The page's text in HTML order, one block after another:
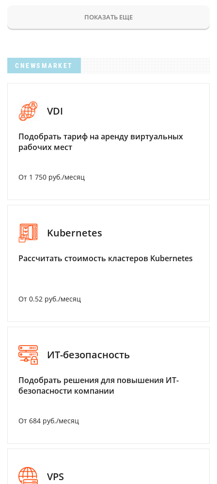
ПОКАЗАТЬ ЕЩЕ
CNEWSMARKET
VDI
Подобрать тариф на аренду виртуальных
рабочих мест
От 1 750 руб./месяц
Kubernetes
Рассчитать стоимость кластеров Kubernetes
От 0.52 руб./месяц
ИТ-безопасность
Подобрать решения для повышения ИТ-
безопасности компании
От 684 руб./месяц
VPS